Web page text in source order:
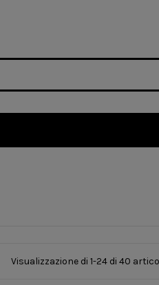
Visualizzazione di 1-24 di 40